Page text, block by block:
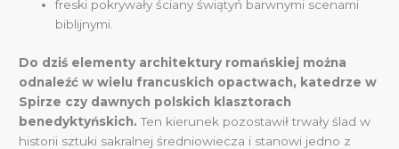
freski pokrywały ściany świątyń barwnymi scenami
biblijnymi.
Do dziś elementy architektury romańskiej można
odnaleźć w wielu francuskich opactwach, katedrze w
Spirze czy dawnych polskich klasztorach
benedyktyńskich. Ten kierunek pozostawił trwały ślad w
historii sztuki sakralnej średniowiecza i stanowi jedno z